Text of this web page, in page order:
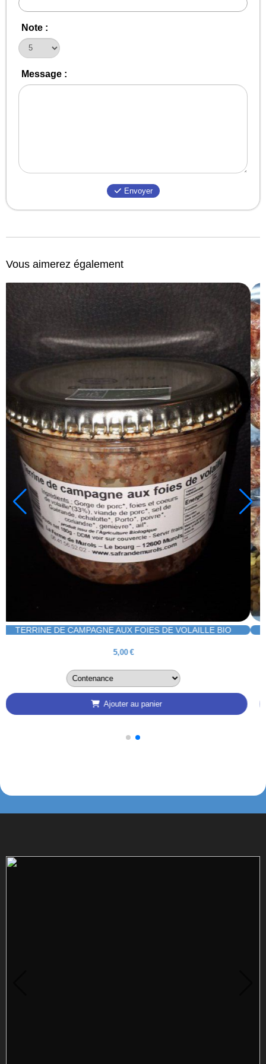
Note :
Message :
Envoyer
Vous aimerez également
TERRINE DE CAMPAGNE AUX FOIES DE VOLAILLE BIO
5,00
Ajouter au panier